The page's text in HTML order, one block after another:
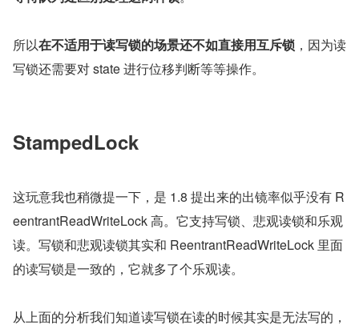
所以在不适用于读写锁的场景还不如直接用互斥锁 ，因为读
写锁还需要对 state 进行位移判断等等操作。
StampedLock
这玩意我也稍微提一下，是 1.8 提出来的出镜率似乎没有 R
eentrantReadWriteLock 高。它支持写锁、悲观读锁和乐观
读。写锁和悲观读锁其实和 ReentrantReadWriteLock 里面
的读写锁是一致的，它就多了个乐观读。
从上面的分析我们知道读写锁在读的时候其实是无法写的，